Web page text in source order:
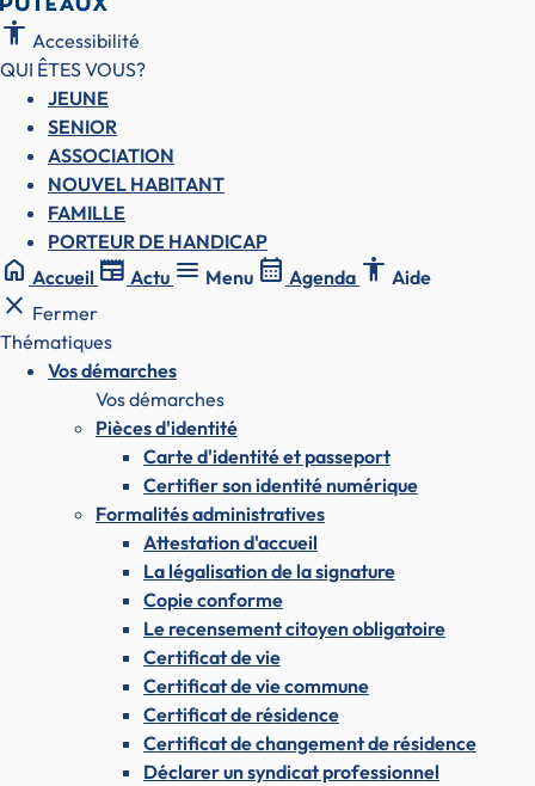
accessibility Accessibilité
QUI ÊTES VOUS?
JEUNE
SENIOR
ASSOCIATION
NOUVEL HABITANT
FAMILLE
PORTEUR DE HANDICAP
home Accueil newspaper Actu menu Menu calendar_month Agenda accessibility Aide
close Fermer
Thématiques
Vos démarches
Vos démarches
Pièces d'identité
Carte d'identité et passeport
Certifier son identité numérique
Formalités administratives
Attestation d'accueil
La légalisation de la signature
Copie conforme
Le recensement citoyen obligatoire
Certificat de vie
Certificat de vie commune
Certificat de résidence
Certificat de changement de résidence
Déclarer un syndicat professionnel